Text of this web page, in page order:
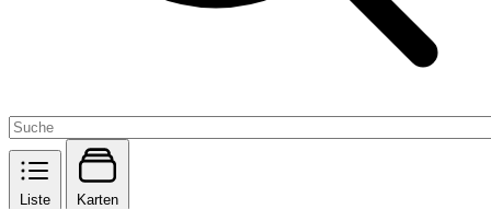
Liste Karten